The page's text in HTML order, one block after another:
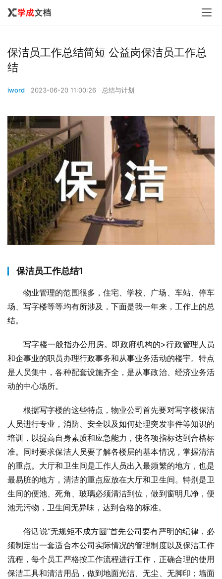
保洁员工作总结简短 公益岗保洁员工作总
结
iword 2023-06-20 11:00:26 总结与计划
保洁员工作总结1
物业管理的范围很多，住宅、学校、广场、车站、停车
场、写字楼等等均有所涉及，下面是我一年来，工作上的总
结。
写字楼一般指办公用房。即政府机构的>行政管理人员
和企事业的职员办理行政事务和从事业务活动的楼宇。特点
是人员集中，各种配套设施齐全，是从事政治、经济业务活
动的中心场所。
根据写字楼的这些特点，物业公司首先要对写字楼保洁
人员进行专业，消防、安全以及如何处理突发事件等知识的
培训，以提高自身素质和应急能力，使各项指标达到合格标
准。同时要求保洁人员要了解各楼层的基本情况，掌握清洁
的重点。大厅和卫生间是工作人员出入最频繁的地方，也是
最易脏的地方，清洁的重点应放在大厅和卫生间。特别是卫
生间的便池、死角、玻璃必须清洁到位，做到窗明几净，便
池无污物，卫生间无异味，达到合格的标准。
俗话说“无规矩不成方圆”首先公司要有严明的纪律，必
须制定出一套适合本公司实际情况的管理制度以及保洁工作
流程，每个员工严格按工作流程进行工作，正确合理的使用
保洁工具和清洁用品，做到地面光洁、无尘、无脚印；墙面